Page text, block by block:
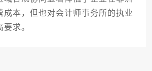
成本，但也对会计师事务所的执业
求。